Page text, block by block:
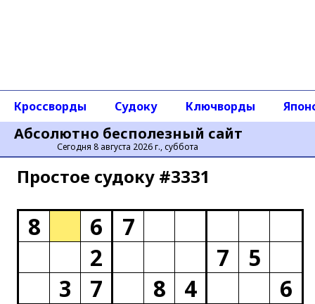
Абсолютно бесполезный сайт
Сегодня 8 августа 2026 г., суббота
Кроссворды Судоку Ключворды
Простое cудоку #3331
8 6
7
2
7
5
3
7 8 4
6